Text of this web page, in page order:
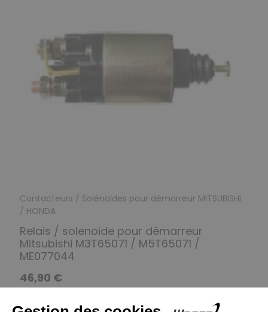
Contacteurs / Solénoïdes pour démarreur MITSUBISHI
/ HONDA
Relais / solenoide pour démarreur
Mitsubishi M3T65071 / M5T65071 /
ME077044
46,90 €
Découvrir le produit